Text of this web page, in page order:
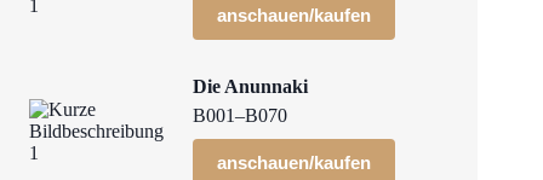
anschauen/kaufen
Die Anunnaki
B001–B070
anschauen/kaufen